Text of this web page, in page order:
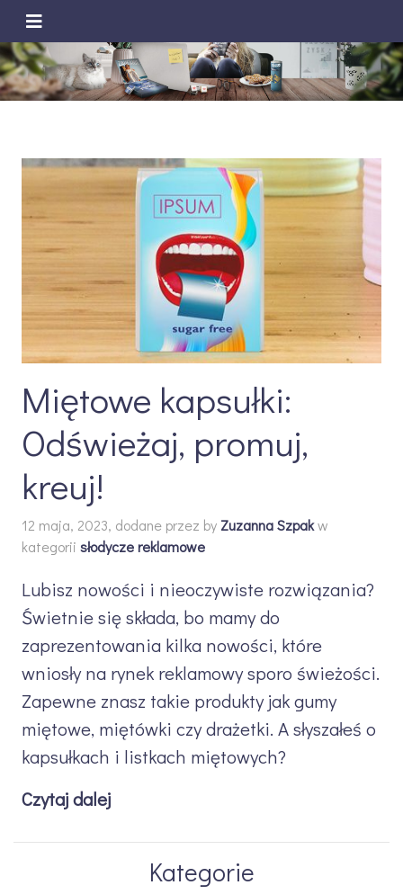
Miętowe kapsułki:
Odświeżaj, promuj,
kreuj!
12 maja, 2023, dodane przez by Zuzanna Szpakw
kategorii słodycze reklamowe
Lubisz nowości i nieoczywiste rozwiązania?
Świetnie się składa, bo mamy do
zaprezentowania kilka nowości, które
wniosły na rynek reklamowy sporo świeżości.
Zapewne znasz takie produkty jak gumy
miętowe, miętówki czy drażetki. A słyszałeś o
kapsułkach i listkach miętowych?
Czytaj dalej
Kategorie